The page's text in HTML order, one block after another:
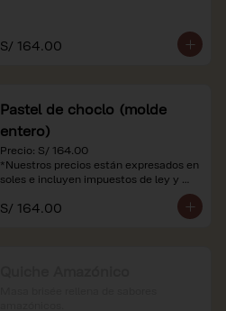
S/ 164.00
Pastel de choclo (molde
entero)
Precio: S/ 164.00
*Nuestros precios están expresados en
soles e incluyen impuestos de ley y
S/ 164.00